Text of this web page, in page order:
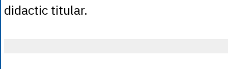
didactic titular.